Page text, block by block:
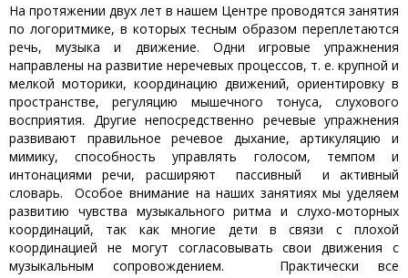
На протяжении двух лет в нашем Центре проводятся занятия
по логоритмике, в которых тесным образом переплетаются
речь, музыка и движение. Одни игровые упражнения
направлены на развитие неречевых процессов, т. е. крупной и
мелкой моторики, координацию движений, ориентировку в
пространстве, регуляцию мышечного тонуса, слухового
восприятия. Другие непосредственно речевые упражнения
развивают правильное речевое дыхание, артикуляцию и
мимику, способность управлять голосом, темпом и
интонациями речи, расширяют пассивный и активный
словарь. Особое внимание на наших занятиях мы уделяем
развитию чувства музыкального ритма и слухо-моторных
координаций, так как многие дети в связи с плохой
координацией не могут согласовывать свои движения с
музыкальным сопровождением. Практически все